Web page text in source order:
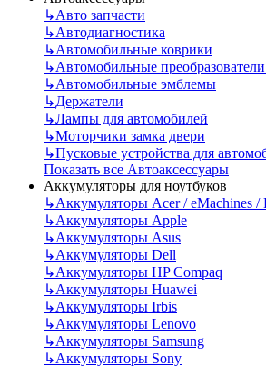
↳Авто запчасти
↳Автодиагностика
↳Автомобильные коврики
↳Автомобильные
↳Автомобильные эмблемы
↳Держатели
↳Лампы для автомобилей
↳Моторчики замка двери
↳Пусковые устройства для
Показать все Автоаксессуары
Аккумуляторы для ноутбуков
↳Аккумуляторы Acer / eMachines /
↳Аккумуляторы Apple
↳Аккумуляторы Asus
↳Аккумуляторы Dell
↳Аккумуляторы HP Compaq
↳Аккумуляторы Huawei
↳Аккумуляторы Irbis
↳Аккумуляторы Lenovo
↳Аккумуляторы Samsung
↳Аккумуляторы Sony